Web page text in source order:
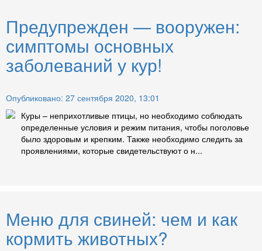
Предупрежден — вооружен:
симптомы основных
заболеваний у кур!
Опубликовано: 27 сентября 2020, 13:01
Куры – неприхотливые птицы, но необходимо соблюдать
определенные условия и режим питания, чтобы поголовье
было здоровым и крепким. Также необходимо следить за
проявлениями, которые свидетельствуют о н...
Меню для свиней: чем и как
кормить животных?